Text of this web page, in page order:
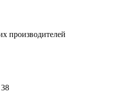
производителей
38